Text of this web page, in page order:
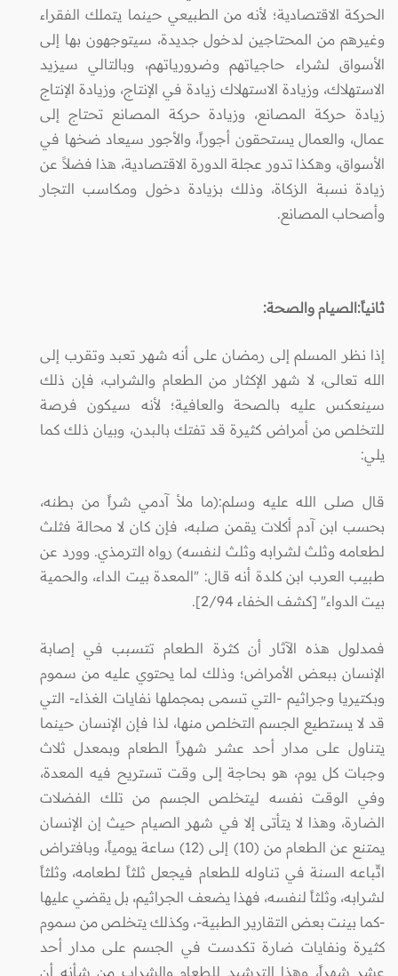
الحركة الاقتصادية؛ لأنه من الطبيعي حينما يتملك الفقراء
وغيرهم من المحتاجين لدخول جديدة، سيتوجهون بها إلى
الأسواق لشراء حاجياتهم وضرورياتهم، وبالتالي سيزيد
الاستهلاك، وزيادة الاستهلاك زيادة في الإنتاج، وزيادة الإنتاج
زيادة حركة المصانع، وزيادة حركة المصانع تحتاج إلى
عمال، والعمال يستحقون أجوراً، والأجور سيعاد ضخها في
الأسواق، وهكذا تدور عجلة الدورة الاقتصادية، هذا فضلاً عن
زيادة نسبة الزكاة، وذلك بزيادة دخول ومكاسب التجار
وأصحاب المصانع.
ثانياً:الصيام والصحة:
إذا نظر المسلم إلى رمضان على أنه شهر تعبد وتقرب إلى
الله تعالى، لا شهر الإكثار من الطعام والشراب، فإن ذلك
سينعكس عليه بالصحة والعافية؛ لأنه سيكون فرصة
للتخلص من أمراض كثيرة قد تفتك بالبدن، وبيان ذلك كما
يلي:
قال صلى الله عليه وسلم:(ما ملأ آدمي شراً من بطنه،
بحسب ابن آدم أكلات يقمن صلبه، فإن كان لا محالة فثلث
لطعامه وثلث لشرابه وثلث لنفسه) رواه الترمذي. وورد عن
طبيب العرب ابن كلدة أنه قال: "المعدة بيت الداء، والحمية
بيت الدواء" [كشف الخفاء 2/94].
فمدلول هذه الآثار أن كثرة الطعام تتسبب في إصابة
الإنسان ببعض الأمراض؛ وذلك لما يحتوي عليه من سموم
وبكتيريا وجراثيم -التي تسمى بمجملها نفايات الغذاء- التي
قد لا يستطيع الجسم التخلص منها، لذا فإن الإنسان حينما
يتناول على مدار أحد عشر شهراً الطعام وبمعدل ثلاث
وجبات كل يوم، هو بحاجة إلى وقت تستريح فيه المعدة،
وفي الوقت نفسه ليتخلص الجسم من تلك الفضلات
الضارة، وهذا لا يتأتى إلا في شهر الصيام حيث إن الإنسان
يمتنع عن الطعام من (10) إلى (12) ساعة يومياً، وبافتراض
اتِّباعه السنة في تناوله للطعام فيجعل ثلثاً لطعامه، وثلثاً
لشرابه، وثلثاً لنفسه، فهذا يضعف الجراثيم، بل يقضي عليها
-كما بينت بعض التقارير الطبية-، وكذلك يتخلص من سموم
كثيرة ونفايات ضارة تكدست في الجسم على مدار أحد
عشر شهراً، وهذا الترشيد للطعام والشراب من شأنه أن